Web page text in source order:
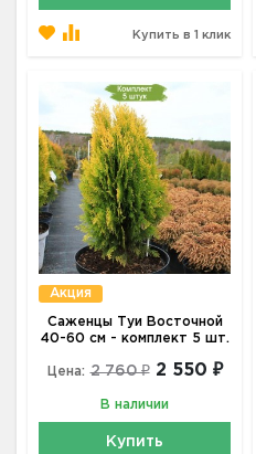
Купить в 1 клик
Акция
Саженцы Туи Восточной
40-60 см - комплект 5 шт.
Цена: 2 760 ₽ 2 550 ₽
В наличии
Купить